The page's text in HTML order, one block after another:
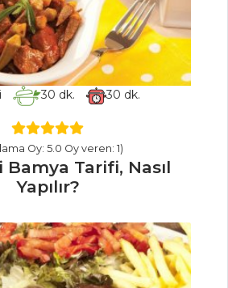
30 dk. 30 dk.
Oy: 5.0 Oy veren: 1)
Bamya Tarifi, Nasıl
Yapılır?